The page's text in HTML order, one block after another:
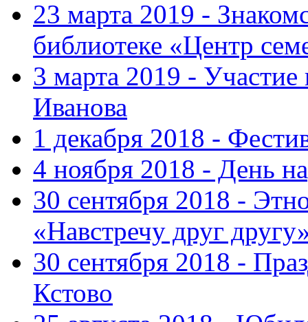
23 марта 2019 -
библиотеке «Центр
3 марта 2019 -
Иванова
1 декабря 2018 -
4 ноября 2018 - День
30 сентября 2018 -
«Навстречу друг
30 сентября 2018 -
Кстово